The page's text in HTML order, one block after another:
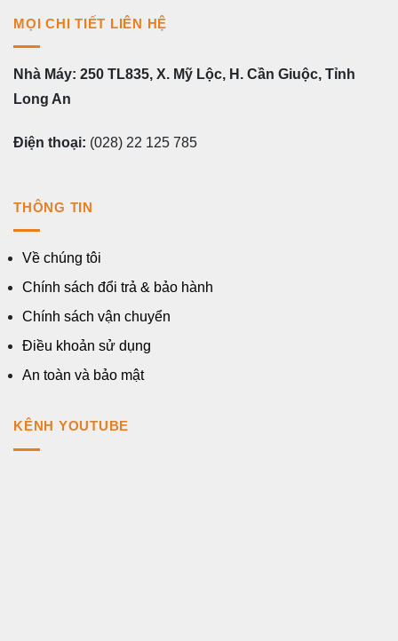
MỌI CHI TIẾT LIÊN HỆ
Nhà Máy: 250 TL835, X. Mỹ Lộc, H. Cần Giuộc, Tỉnh
Long An
Điện thoại: (028) 22 125 785
THÔNG TIN
Về chúng tôi
Chính sách đổi trả & bảo hành
Chính sách vận chuyển
Điều khoản sử dụng
An toàn và bảo mật
KÊNH YOUTUBE